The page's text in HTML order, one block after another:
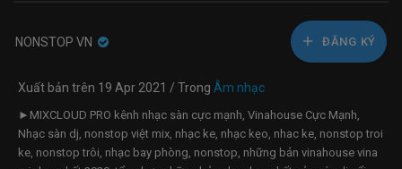
NONSTOP VN ĐĂNG KÝ
Xuất bản trên 19 Apr 2021 / Trong Âm nhạc
►MIXCLOUD PRO kênh nhạc sàn cực mạnh, Vinahouse Cực Mạnh,
Nhạc sàn dj, nonstop việt mix, nhạc ke, nhạc kẹo, nhac ke, nonstop troi
ke, nonstop trôi, nhạc bay phòng, nonstop, những bản vinahouse vina